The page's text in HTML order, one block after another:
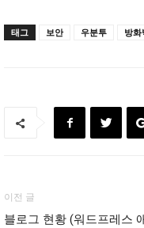
태그 보안 우분투 방화
이전 글
블로그 현황 (워드프레스